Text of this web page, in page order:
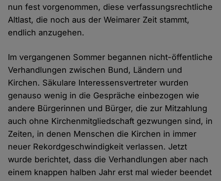
nun fest vorgenommen, diese verfassungsrechtliche
Altlast, die noch aus der Weimarer Zeit stammt,
endlich anzugehen.
Im vergangenen Sommer begannen nicht-öffentliche
Verhandlungen zwischen Bund, Ländern und
Kirchen. Säkulare Interessensvertreter wurden
genauso wenig in die Gespräche einbezogen wie
andere Bürgerinnen und Bürger, die zur Mitzahlung
auch ohne Kirchenmitgliedschaft gezwungen sind, in
Zeiten, in denen Menschen die Kirchen in immer
neuer Rekordgeschwindigkeit verlassen. Jetzt
wurde berichtet, dass die Verhandlungen aber nach
einem knappen halben Jahr erst mal wieder beendet